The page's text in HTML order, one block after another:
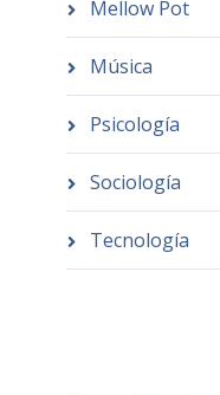
Mellow Pot
Música
Psicología
Sociología
Tecnología